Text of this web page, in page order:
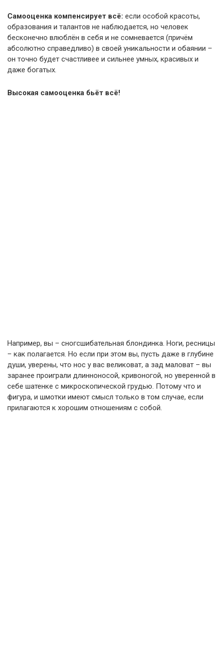
Самооценка компенсирует всё: если особой красоты,
образования и талантов не наблюдается, но человек
бесконечно влюблён в себя и не сомневается (причём
абсолютно справедливо) в своей уникальности и обаянии –
он точно будет счастливее и сильнее умных, красивых и
даже богатых.
Высокая самооценка бьёт всё!
Например, вы – сногсшибательная блондинка. Ноги, ресницы
– как полагается. Но если при этом вы, пусть даже в глубине
души, уверены, что нос у вас великоват, а зад маловат – вы
заранее проиграли длинноносой, кривоногой, но уверенной в
себе шатенке с микроскопической грудью. Потому что и
фигура, и шмотки имеют смысл только в том случае, если
прилагаются к хорошим отношениям с собой.